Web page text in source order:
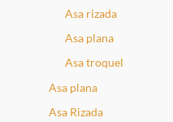
Asa rizada
Asa plana
Asa troquel
Asa plana
Asa Rizada